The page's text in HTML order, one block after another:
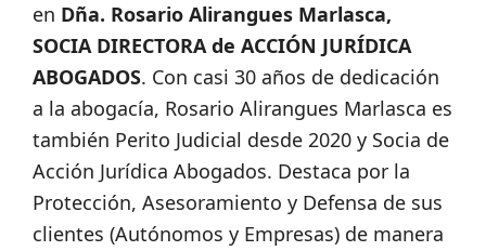
en Dña. Rosario Alirangues Marlasca,
SOCIA DIRECTORA de ACCIÓN JURÍDICA
ABOGADOS. Con casi 30 años de dedicación
a la abogacía, Rosario Alirangues Marlasca es
también Perito Judicial desde 2020 y Socia de
Acción Jurídica Abogados. Destaca por la
Protección, Asesoramiento y Defensa de sus
clientes (Autónomos y Empresas) de manera